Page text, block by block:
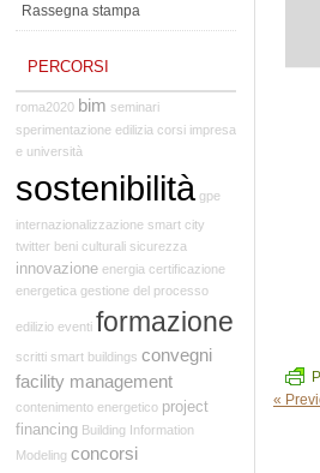
«
Rassegna stampa
PERCORSI
roma2020 bim seminari
sperimentazione edilizia corsi impresa
e università
sostenibilità gpe
internazionalizzazione smart city
twitter beni culturali sicurezza
innovazione energia certificazione
energetica gestione del processo
edilizio eventi formazione
scritti smart buildings convegni
facility management
contenimento energetico project
financing Building Information
Modeling concorsi